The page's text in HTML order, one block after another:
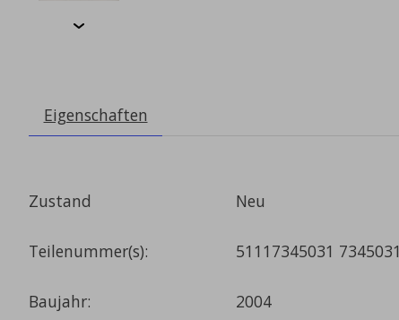
Eigenschaften
Zustand Neu
Teilenummer(s): 51117345031 7345031
Baujahr: 2004